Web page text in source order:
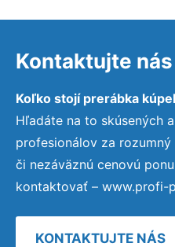
Kontaktujte nás
Koľko stojí prerábka
Hľadáte na to skúsených
profesionálov za
či nezáväznú cenovú
kontaktovať – www.profi-
KONTAKTUJTE NÁS